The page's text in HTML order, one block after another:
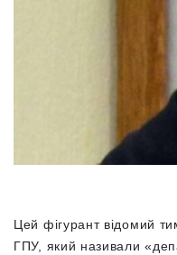
Цей фігурант відомий
ГПУ, який називали